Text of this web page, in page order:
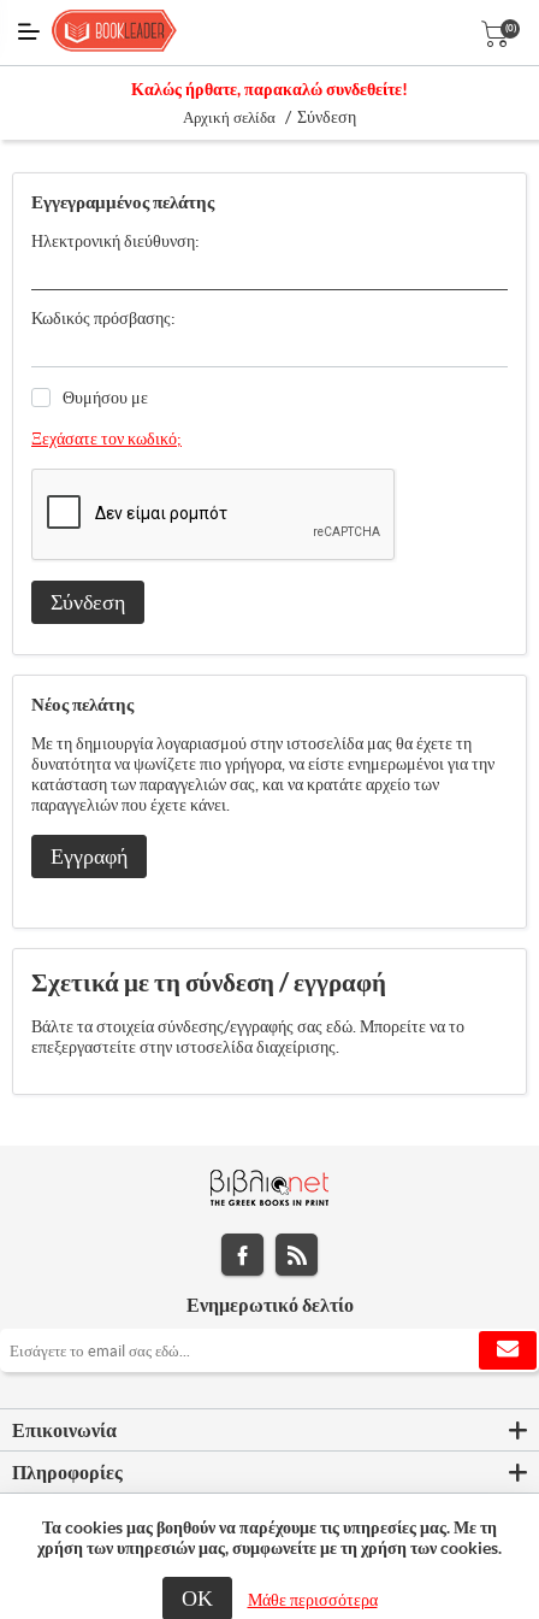
(0)
Καλώς ήρθατε, παρακαλώ συνδεθείτε!
Αρχική σελίδα / Σύνδεση
Εγγεγραμμένος πελάτης
Ηλεκτρονική διεύθυνση:
Κωδικός πρόσβασης:
Θυμήσου με
Ξεχάσατε τον κωδικό;
Σύνδεση
Νέος πελάτης
Με τη δημιουργία λογαριασμού στην ιστοσελίδα μας θα έχετε τη
δυνατότητα να ψωνίζετε πιο γρήγορα, να είστε ενημερωμένοι για την
κατάσταση των παραγγελιών σας, και να κρατάτε αρχείο των
παραγγελιών που έχετε κάνει.
Εγγραφή
Σχετικά με τη σύνδεση / εγγραφή
Βάλτε τα στοιχεία σύνδεσης/εγγραφής σας εδώ. Μπορείτε να το
επεξεργαστείτε στην ιστοσελίδα διαχείρισης.
Ενημερωτικό δελτίο
Επικοινωνία
Πληροφορίες
Ο λογαριασμός μου
© 2026 Bookleader
Τα cookies μας βοηθούν να παρέχουμε τις υπηρεσίες μας. Με τη
χρήση των υπηρεσιών μας, συμφωνείτε με τη χρήση των cookies.
ΟΚ Μάθε περισσότερα